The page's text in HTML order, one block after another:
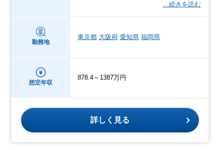
…続きを読む
勤務地
東京都 大阪府 愛知県 福岡県
想定年収
878.4～1387万円
詳しく見る